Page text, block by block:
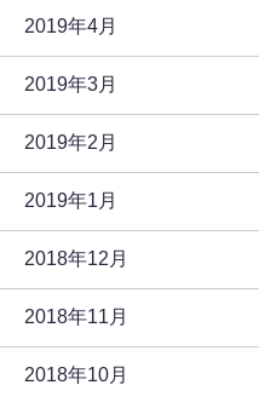
2019年4月
2019年3月
2019年2月
2019年1月
2018年12月
2018年11月
2018年10月